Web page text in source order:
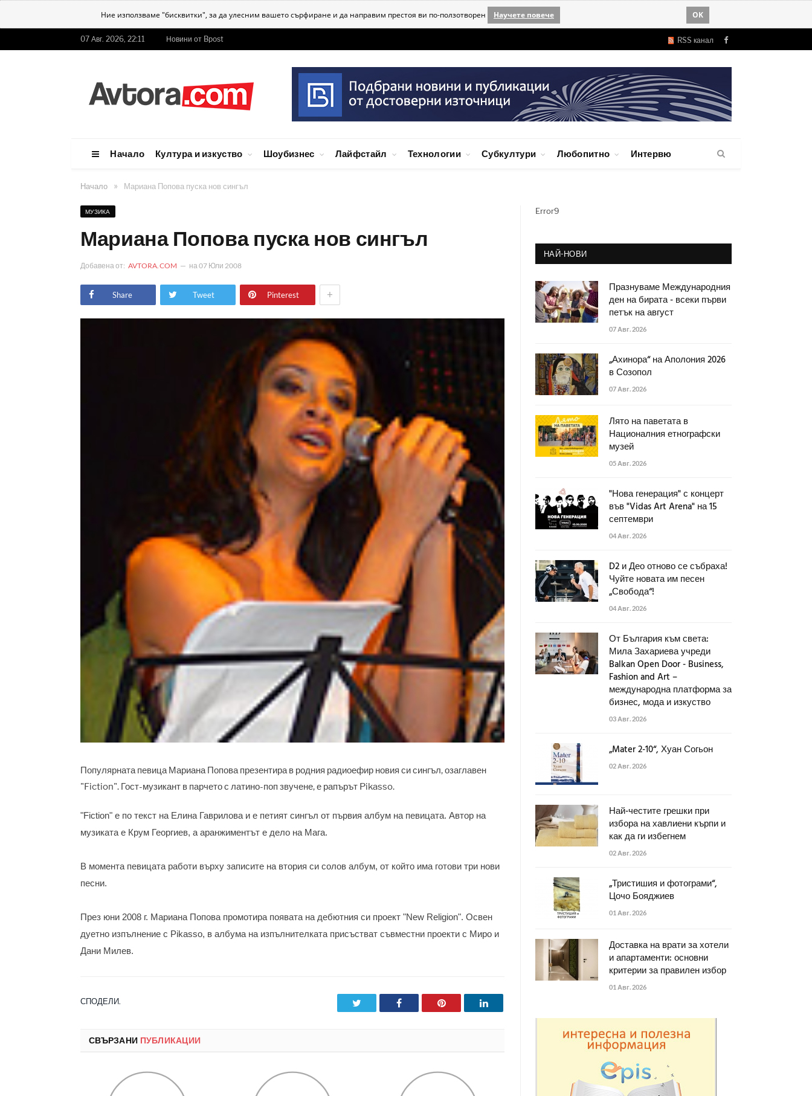
Ние използваме "бисквитки", за да улесним вашето сърфиране и да направим престоя ви по-ползотворен Научете повече OK
07 Авг. 2026, 22:11 Новини от Bpost RSS канал Facebook
Начало Култура и изкуство Шоубизнес Лайфстайл Технологии Субкултури Любопитно Интервю
Начало » Мариана Попова пуска нов сингъл
МУЗИКА
Мариана Попова пуска нов сингъл
Добавена от: AVTORA.COM на07 Юли 2008
Share Tweet Pinterest +
Популярната певица Мариана Попова презентира в родния радиоефир новия си сингъл, озаглавен
"Fiction". Гост-музикант в парчето с латино-поп звучене, е рапърът Pikasso.
"Fiction" е по текст на Елина Гаврилова и е петият сингъл от първия албум на певицата. Автор на
музиката е Крум Георгиев, а аранжиментът е дело на Мага.
В момента певицата работи върху записите на втория си солов албум, от който има готови три нови
песни.
През юни 2008 г. Мариана Попова промотира появата на дебютния си проект "New Religion". Освен
дуетно изпълнение с Pikasso, в албума на изпълнителката присъстват съвместни проекти с Миро и
Дани Милев.
СПОДЕЛИ. Facebook Pinterest LinkedIn
СВЪРЗАНИ ПУБЛИКАЦИИ
Error9
НАЙ-НОВИ
Празнуваме Международния
ден на бирата - всеки първи
петък на август
07 Авг. 2026
„Ахинора“ на Аполония 2026
в Созопол
07 Авг. 2026
Лято на паветата в
Националния етнографски
музей
05 Авг. 2026
"Нова генерация" с концерт
във "Vidas Art Arena" на 15
септември
04 Авг. 2026
D2 и Део отново се събраха!
Чуйте новата им песен
„Свобода“!
04 Авг. 2026
От България към света:
Мила Захариева учреди
Balkan Open Door - Business,
Fashion and Art –
международна платформа за
бизнес, мода и изкуство
03 Авг. 2026
„Mater 2-10“, Хуан Согьон
02 Авг. 2026
Най-честите грешки при
избора на хавлиени кърпи и
как да ги избегнем
02 Авг. 2026
„Тристишия и фотограми“,
Цочо Бояджиев
01 Авг. 2026
Доставка на врати за хотели
и апартаменти: основни
критерии за правилен избор
01 Авг. 2026